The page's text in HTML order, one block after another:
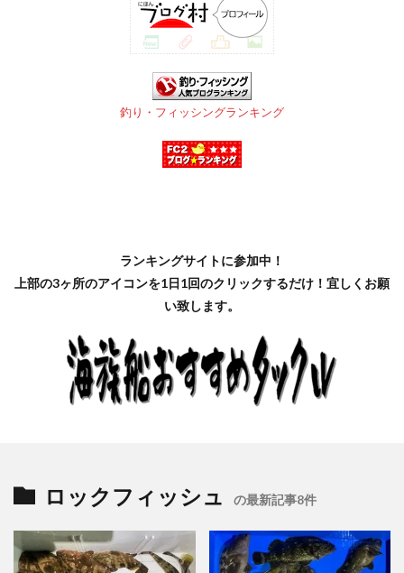
釣り・フィッシングランキング
ランキングサイトに参加中！
上部の3ヶ所のアイコンを1日1回のクリックするだけ！宜しくお願
い致します。
ロックフィッシュ の最新記事8件